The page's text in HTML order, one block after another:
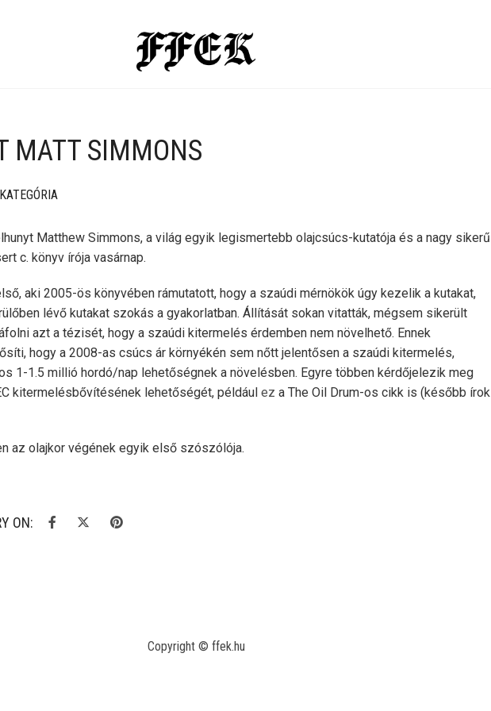
MATT SIMMONS
Matthew Simmons, a világ egyik legismertebb olajcsúcs-kutatója és a nagy sikerű
c. könyv írója vasárnap.
aki 2005-ös könyvében rámutatott, hogy a szaúdi mérnökök úgy kezelik a kutakat,
lévő kutakat szokás a gyakorlatban. Állítását sokan vitatták, mégsem sikerült
azt a tézisét, hogy a szaúdi kitermelés érdemben nem növelhető. Ennek
hogy a 2008-as csúcs ár környékén sem nőtt jelentősen a szaúdi kitermelés,
1-1.5 millió hordó/nap lehetőségnek a növelésben. Egyre többen kérdőjelezik meg
kitermelésbővítésének lehetőségét, például ez a The Oil Drum-os cikk is (később írok
az olajkor végének egyik első szószólója.
ON:
Copyright © ffek.hu